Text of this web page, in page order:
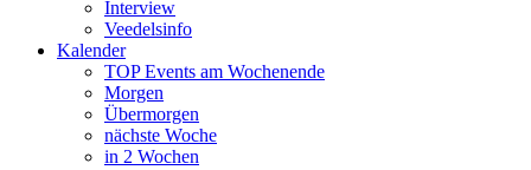
Interview
Veedelsinfo
Kalender
TOP Events am Wochenende
Morgen
Übermorgen
nächste Woche
in 2 Wochen